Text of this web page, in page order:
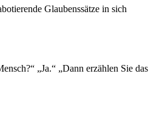
Glaubenssätze in sich
„Ja.“ „Dann erzählen Sie das